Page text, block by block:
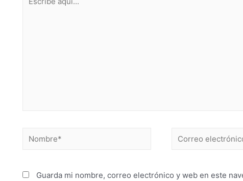
Guarda mi nombre, correo electrónico y web en este